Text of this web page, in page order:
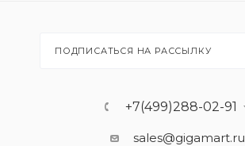
ПОДПИСАТЬСЯ НА РАССЫЛКУ
+7(499)288-02-91
sales@gigamart.ru